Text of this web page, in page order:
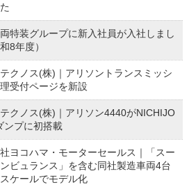
特装グループに新入社員が入社しまし
8年度）
クノス(株)｜アリソントランスミッシ
受付ページを新設
クノス(株)｜アリソン4440がNICHIJO
ンプに初搭載
ヨコハマ・モーターセールス｜「スー
ビュランス」を含む同社製造車両4台
ケールでモデル化